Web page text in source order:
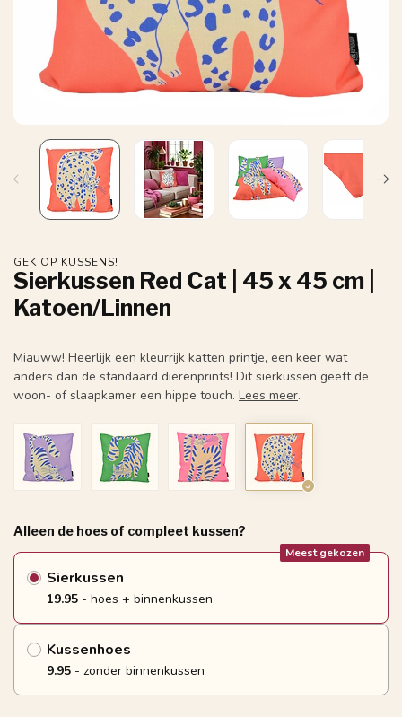
GEK OP KUSSENS!
Sierkussen Red Cat | 45 x 45 cm |
Katoen/Linnen
Miauww! Heerlijk een kleurrijk katten printje, een keer wat
anders dan de standaard dierenprints! Dit sierkussen geeft de
woon- of slaapkamer een hippe touch. Lees meer.
Alleen de hoes of compleet kussen?
Sierkussen
Meest gekozen
19.95 - hoes + binnenkussen
Kussenhoes
9.95 - zonder binnenkussen